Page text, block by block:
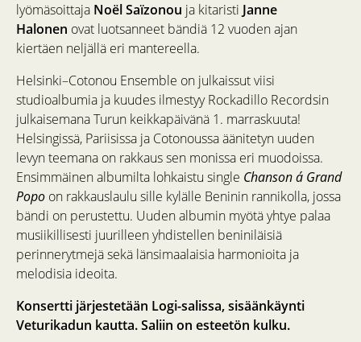
lyömäsoittaja Noël Saïzonou ja kitaristi Janne
Halonen ovat luotsanneet bändiä 12 vuoden ajan
kiertäen neljällä eri mantereella.
Helsinki–Cotonou Ensemble on julkaissut viisi
studioalbumia ja kuudes ilmestyy Rockadillo Recordsin
julkaisemana Turun keikkapäivänä 1. marraskuuta!
Helsingissä, Pariisissa ja Cotonoussa äänitetyn uuden
levyn teemana on rakkaus sen monissa eri muodoissa.
Ensimmäinen albumilta lohkaistu single Chanson á Grand
Popo on rakkauslaulu sille kylälle Beninin rannikolla, jossa
bändi on perustettu. Uuden albumin myötä yhtye palaa
musiikillisesti juurilleen yhdistellen beniniläisiä
perinnerytmejä sekä länsimaalaisia harmonioita ja
melodisia ideoita.
Konsertti järjestetään Logi-salissa, sisäänkäynti
Veturikadun kautta. Saliin on esteetön kulku.